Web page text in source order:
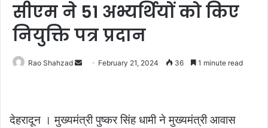
सीएम ने 51 अभ्यर्थियों को किए
नियुक्ति पत्र प्रदान
Rao Shahzad
Send February 21, 2024 36 1 minute read
देहरादून । मुख्यमंत्री पुष्कर सिंह धामी ने मुख्यमंत्री आवास